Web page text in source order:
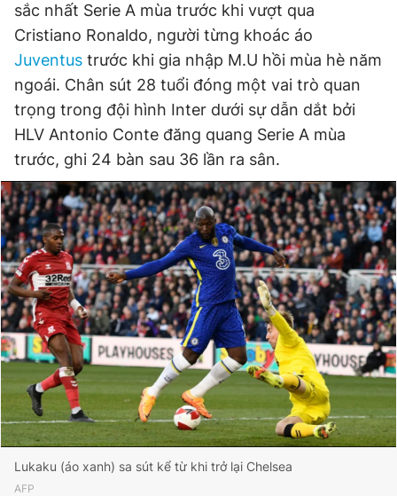
sắc nhất Serie A mùa trước khi vượt qua
Cristiano Ronaldo, người từng khoác áo
Juventus trước khi gia nhập M.U hồi mùa hè năm
ngoái. Chân sút 28 tuổi đóng một vai trò quan
trọng trong đội hình Inter dưới sự dẫn dắt bởi
HLV Antonio Conte đăng quang Serie A mùa
trước, ghi 24 bàn sau 36 lần ra sân.
Lukaku (áo xanh) sa sút kể từ khi trở lại Chelsea
AFP